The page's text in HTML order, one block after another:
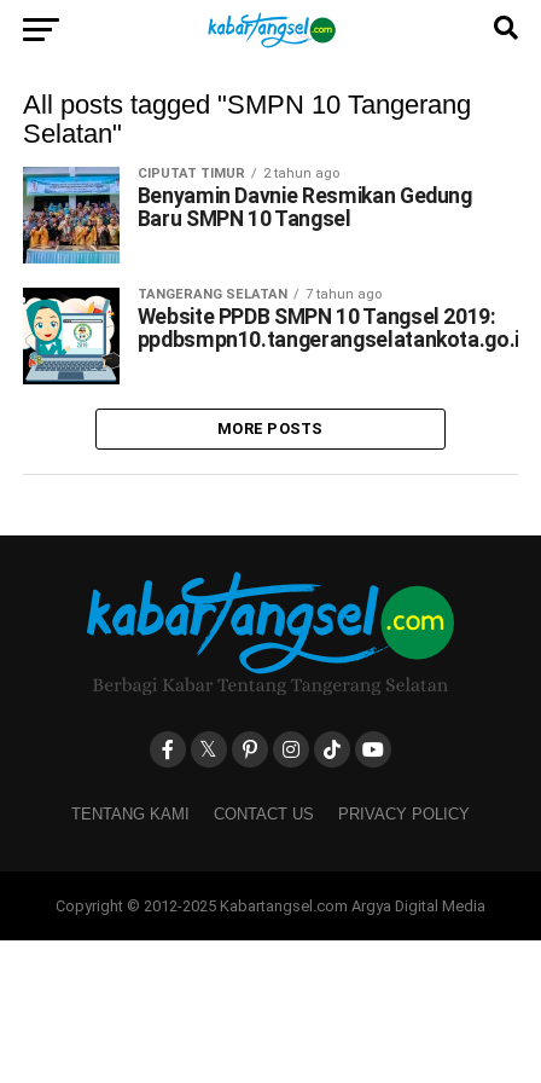
All posts tagged "SMPN 10 Tangerang
Selatan"
CIPUTAT TIMUR 2 tahun ago
Benyamin Davnie Resmikan Gedung
Baru SMPN 10 Tangsel
TANGERANG SELATAN 7 tahun ago
Website PPDB SMPN 10 Tangsel 2019:
ppdbsmpn10.tangerangselatankota.go.id
MORE POSTS
TENTANG KAMI CONTACT US PRIVACY POLICY
Copyright © 2012-2025 Kabartangsel.com Argya Digital Media